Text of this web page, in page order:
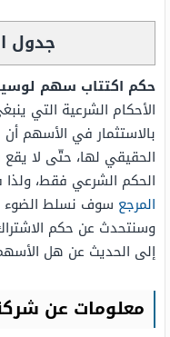
جدول
حكم اكتتاب سهم
الأحكام الشرعية التي
بالاستثمار في الأسهم
الحقيقي لها، حتّى لا
الحكم الشرعي فقط، ولذا
المرجع سوف نسلط الضوء
وسنتحدث عن حكم
إلى الحديث عن هل
معلومات عن